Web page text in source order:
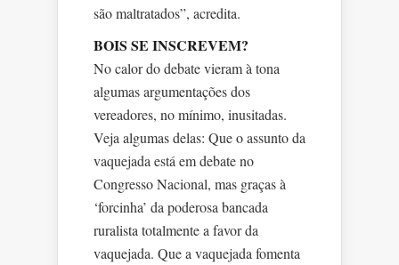
são maltratados”, acredita.
BOIS SE INSCREVEM?
No calor do debate vieram à tona
algumas argumentações dos
vereadores, no mínimo, inusitadas.
Veja algumas delas: Que o assunto da
vaquejada está em debate no
Congresso Nacional, mas graças à
‘forcinha’ da poderosa bancada
ruralista totalmente a favor da
vaquejada. Que a vaquejada fomenta